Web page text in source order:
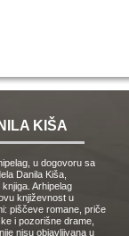
KIŠA
u dogovoru sa
Danila Kiša,
Arhipelag
književnost u
piščeve romane, priče
i pozorišne drame,
nisu objavljivana u